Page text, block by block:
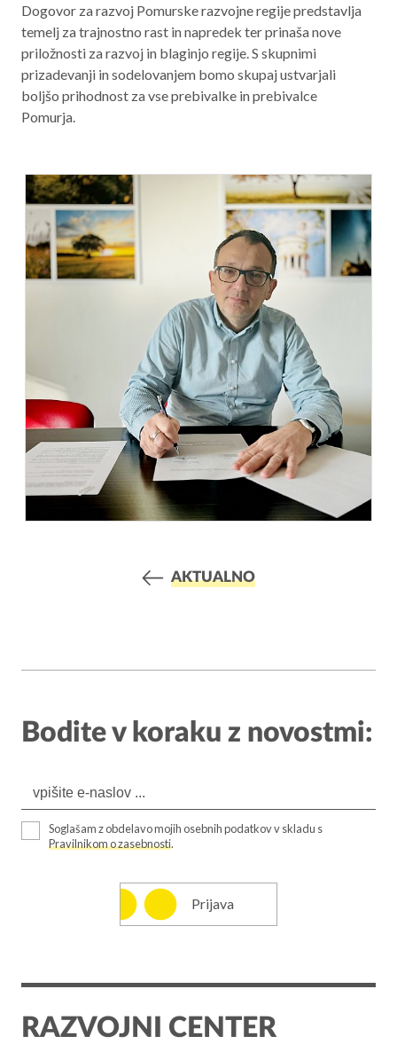
Dogovor za razvoj Pomurske razvojne regije predstavlja
temelj za trajnostno rast in napredek ter prinaša nove
priložnosti za razvoj in blaginjo regije. S skupnimi
prizadevanji in sodelovanjem bomo skupaj ustvarjali
boljšo prihodnost za vse prebivalke in prebivalce
Pomurja.
AKTUALNO
Bodite v koraku z novostmi:
Soglašam z obdelavo mojih osebnih podatkov v skladu s
Pravilnikom o zasebnosti.
Prijava
RAZVOJNI CENTER